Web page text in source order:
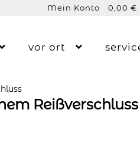
0,00 €
Mein Konto
vor ort
Reißverschluss